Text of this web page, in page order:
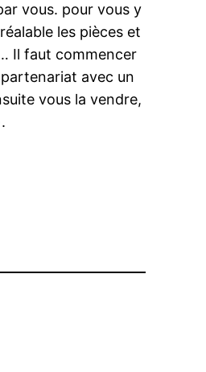
vous. pour vous y
les pièces et
Il faut commencer
avec un
vous la vendre,